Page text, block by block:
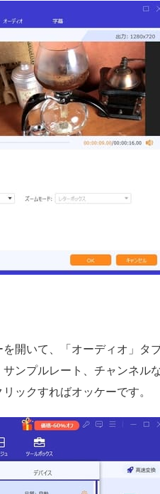
開いて、「オーディオ」タ
ンプルレート、チャンネル
ックすればオッケーです。